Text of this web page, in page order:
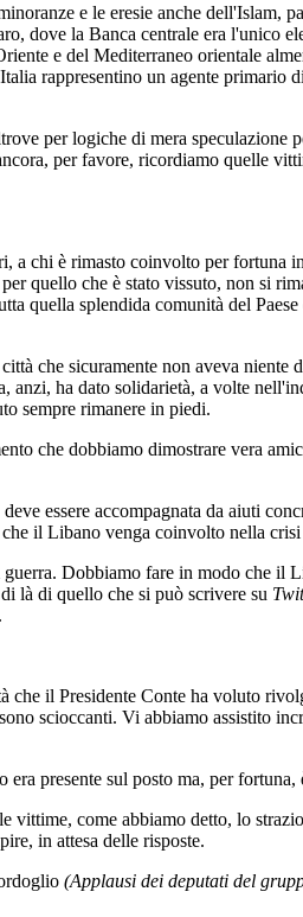
e le eresie anche dell'Islam,
dove la Banca centrale era l'unico
e del Mediterraneo orientale
rappresentino un agente primario
per logiche di mera speculazione
per favore, ricordiamo quelle
a chi è rimasto coinvolto per fortuna
quello che è stato vissuto, non si
quella splendida comunità del
che sicuramente non aveva niente
ha dato solidarietà, a volte
sempre rimanere in piedi.
che dobbiamo dimostrare vera
essere accompagnata da aiuti
il Libano venga coinvolto nella
Dobbiamo fare in modo che il
là di quello che si può scrivere su
.
che il Presidente Conte ha voluto
scioccanti. Vi abbiamo assistito
presente sul posto ma, per
vittime, come abbiamo detto, lo
in attesa delle risposte.
(Applausi dei deputati del